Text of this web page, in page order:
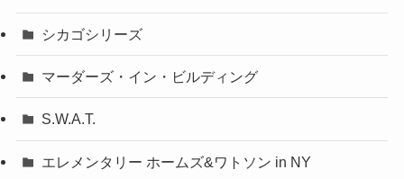
シカゴシリーズ
マーダーズ・イン・ビルディング
S.W.A.T.
エレメンタリー ホームズ&ワトソン in NY